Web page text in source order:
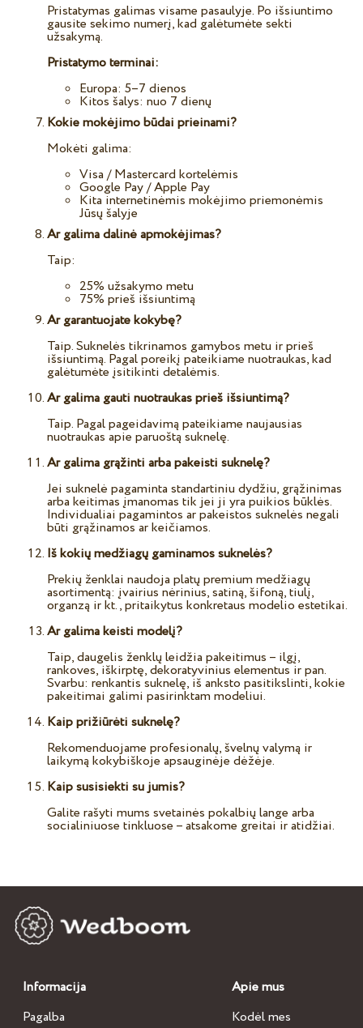
Pristatymas galimas visame pasaulyje. Po išsiuntimo
gausite sekimo numerį, kad galėtumėte sekti
užsakymą.
Pristatymo terminai:
Europa: 5–7 dienos
Kitos šalys: nuo 7 dienų
Kokie mokėjimo būdai prieinami?
Mokėti galima:
Visa / Mastercard kortelėmis
Google Pay / Apple Pay
Kita internetinėmis mokėjimo priemonėmis
Jūsų šalyje
Ar galima dalinė apmokėjimas?
Taip:
25% užsakymo metu
75% prieš išsiuntimą
Ar garantuojate kokybę?
Taip. Suknelės tikrinamos gamybos metu ir prieš
išsiuntimą. Pagal poreikį pateikiame nuotraukas, kad
galėtumėte įsitikinti detalėmis.
Ar galima gauti nuotraukas prieš išsiuntimą?
Taip. Pagal pageidavimą pateikiame naujausias
nuotraukas apie paruoštą suknelę.
Ar galima grąžinti arba pakeisti suknelę?
Jei suknelė pagaminta standartiniu dydžiu, grąžinimas
arba keitimas įmanomas tik jei ji yra puikios būklės.
Individualiai pagamintos ar pakeistos suknelės negali
būti grąžinamos ar keičiamos.
Iš kokių medžiagų gaminamos suknelės?
Prekių ženklai naudoja platų premium medžiagų
asortimentą: įvairius nėrinius, satiną, šifoną, tiulį,
organzą ir kt., pritaikytus konkretaus modelio estetikai.
Ar galima keisti modelį?
Taip, daugelis ženklų leidžia pakeitimus – ilgį,
rankoves, iškirptę, dekoratyvinius elementus ir pan.
Svarbu: renkantis suknelę, iš anksto pasitikslinti, kokie
pakeitimai galimi pasirinktam modeliui.
Kaip prižiūrėti suknelę?
Rekomenduojame profesionalų, švelnų valymą ir
laikymą kokybiškoje apsauginėje dėžėje.
Kaip susisiekti su jumis?
Galite rašyti mums svetainės pokalbių lange arba
socialiniuose tinkluose – atsakome greitai ir atidžiai.
Informacija
Pagalba
Apie mus
Kodėl mes